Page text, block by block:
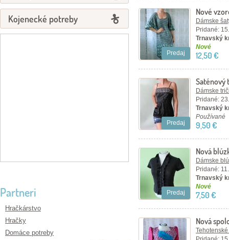
Kojenecké potreby
Partneri
Hračkárstvo
Hračky
Domáce potreby
Predaj
Nové
Dámske
Pridané:
Trnavský
Nové
12,50 €
Predaj
Saténový
Dámske
Pridané:
Trnavský
Používané
9,50 €
Predaj
Nová
veľ 40
Dámske
Pridané:
Trnavský
Nové
7,50 €
Nová
42